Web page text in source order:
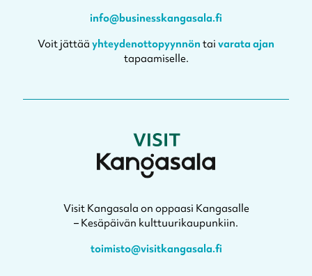
info@businesskangasala.fi
Voit jättääyhteydenottopyynnöntaivarata ajan
tapaamiselle.
Visit Kangasala on oppaasi Kangasalle
– Kesäpäivän kulttuurikaupunkiin.
toimisto@visitkangasala.fi